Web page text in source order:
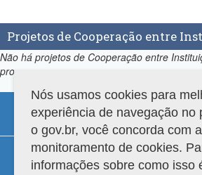
Projetos de Cooperação entre
Não há projetos de Cooperação entre
programa.
Compatibilidade
Nós usamos cookies para
experiência de navegação no
o gov.br, você concorda com
monitoramento de cookies.
informações sobre como isso